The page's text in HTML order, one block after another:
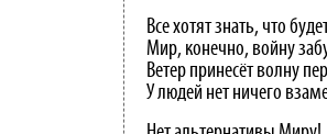
Все хотят знать, что
Мир, конечно, войну
Ветер принесёт волну
У людей нет ничего